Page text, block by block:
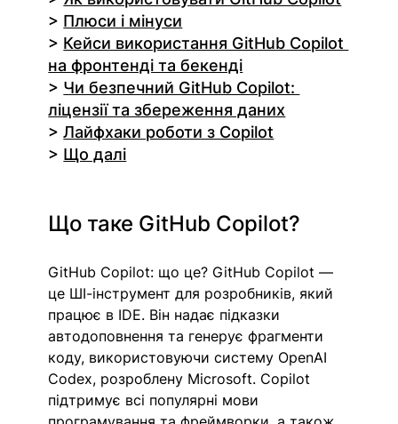
> Плюси і мінуси
> Кейси використання GitHub Copilot
на фронтенді та бекенді
> Чи безпечний GitHub Copilot:
ліцензії та збереження даних
> Лайфхаки роботи з Copilot
> Що далі
Що таке GitHub Copilot?
GitHub Copilot: що це? GitHub Copilot —
це ШІ-інструмент для розробників, який
працює в IDE. Він надає підказки
автодоповнення та генерує фрагменти
коду, використовуючи систему OpenAI
Codex, розроблену Microsoft. Copilot
підтримує всі популярні мови